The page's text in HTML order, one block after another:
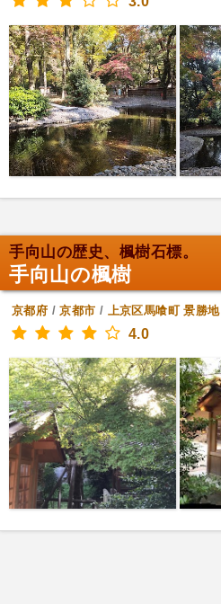
手向山の歴史、楓樹石標。
手向山の楓樹
京都府 /京都市 / 上京区馬喰町 景勝地
4.0